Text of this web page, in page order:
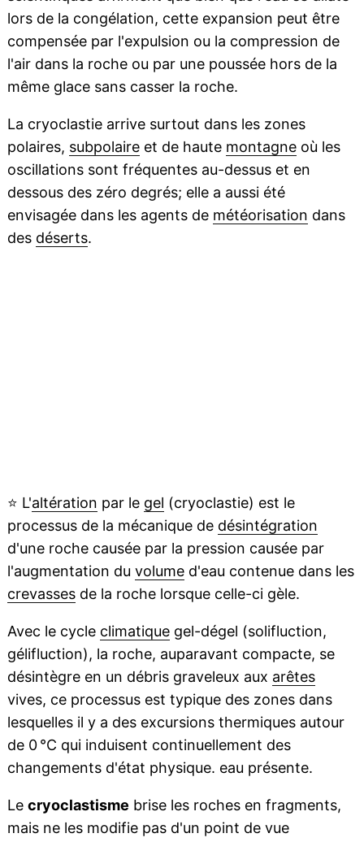
lors de la congélation, cette expansion peut être
compensée par l'expulsion ou la compression de
l'air dans la roche ou par une poussée hors de la
même glace sans casser la roche.
La cryoclastie arrive surtout dans les zones
polaires, subpolaireet de haute montagneoù les
oscillations sont fréquentes au-dessus et en
dessous des zéro degrés; elle a aussi été
envisagée dans les agents de météorisation dans
des déserts.
⭐ L'altération par le gel (cryoclastie) est le
processus de la mécanique de désintégration
d'une roche causée par la pression causée par
l'augmentation du volumed'eau contenue dans les
crevassesde la roche lorsque celle-ci gèle.
Avec le cycle climatiquegel-dégel (solifluction,
gélifluction), la roche, auparavant compacte, se
désintègre en un débris graveleux aux arêtes
vives, ce processus est typique des zones dans
lesquelles il y a des excursions thermiques autour
de 0 °C qui induisent continuellement des
changements d'état physique. eau présente.
Le cryoclastisme brise les roches en fragments,
mais ne les modifie pas d'un point de vue